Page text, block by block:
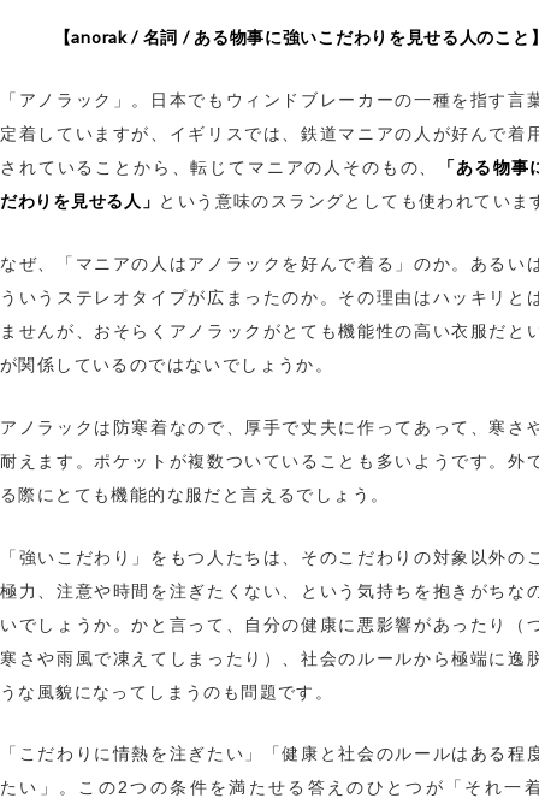
【anorak / 名詞 / ある物事に強いこだわりを見せる人のこと
「アノラック」。日本でもウィンドブレーカーの一種を指す言
定着していますが、イギリスでは、鉄道マニアの人が好んで着
されていることから、転じてマニアの人そのもの、
「ある物事
だわりを見せる人」 という意味のスラングとしても使われていま
なぜ、「マニアの人はアノラックを好んで着る」のか。あるい
ういうステレオタイプが広まったのか。その理由はハッキリと
ませんが、おそらくアノラックがとても機能性の高い衣服だと
が関係しているのではないでしょうか。
アノラックは防寒着なので、厚手で丈夫に作ってあって、寒さ
耐えます。ポケットが複数ついていることも多いようです。外
る際にとても機能的な服だと言えるでしょう。
「強いこだわり」をもつ人たちは、そのこだわりの対象以外の
極力、注意や時間を注ぎたくない、という気持ちを抱きがちな
いでしょうか。かと言って、自分の健康に悪影響があったり（
寒さや雨風で凍えてしまったり）、社会のルールから極端に逸
うな風貌になってしまうのも問題です。
「こだわりに情熱を注ぎたい」「健康と社会のルールはある程
たい」。この2つの条件を満たせる答えのひとつが「それ一